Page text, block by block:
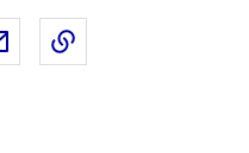
sur LinkedIn
Partager par email